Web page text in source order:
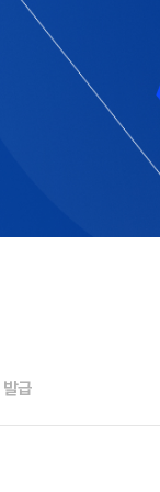
급